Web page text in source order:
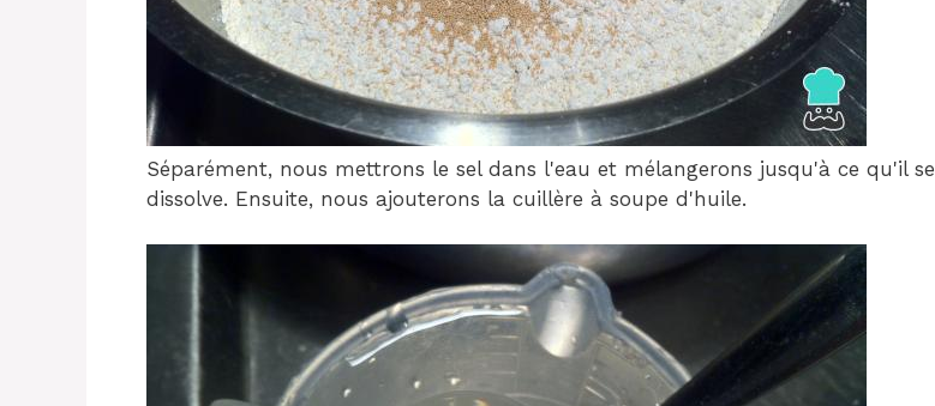
Séparément, nous mettrons le sel dans l'eau et mélangerons jusqu'à ce qu'il se
dissolve. Ensuite, nous ajouterons la cuillère à soupe d'huile.